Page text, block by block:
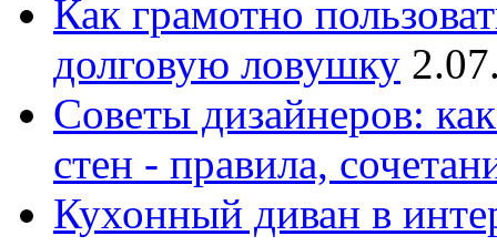
Как грамотно
долговую ловушку
Советы дизайнеров:
стен - правила,
Кухонный диван в